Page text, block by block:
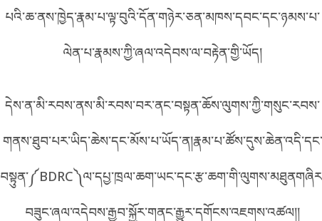
བོད་ཡིག
English
ភាសាខ្មែរ
པའི་ཆ་ནས་ཁྱེད་རྣམ་པ་ལྟ་བུའི་དོན་གཉེར་ཅན་མཁས་དབང་དང་ཉམས་པ་
ལེན་པ་རྣམས་ཀྱི་ཞལ་འདེབས་ལ་བརྟེན་གྱི་ཡོད།
དེས་ན་མི་རབས་ནས་མི་རབས་བར་ནང་བསྟན་ཆོས་ལུགས་ཀྱི་གསུང་རབས་
གནས་ཐུབ་པར་ཡིད་ཆེས་དང་མོས་པ་ཡོད་ན།རྣམ་པ་ཚོས་དུས་ཆེན་འདི་དང་
བཟུང་ཞལ་འདེབས་རྒྱབ་སྐྱོར་གནང་རྒྱུར་དགོངས་འཇགས་འཚལ།།